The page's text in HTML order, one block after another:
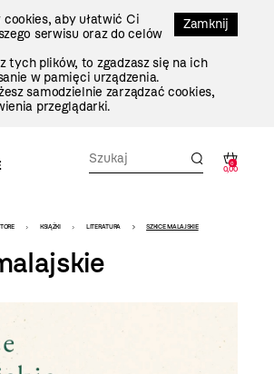
Zamknij
aby ułatwić Ci
serwisu oraz do celów
tych plików, to zgadzasz się na ich
w pamięci urządzenia.
samodzielnie zarządzać cookies,
przeglądarki.
0
0,00
KSIĄŻKI LITERATURA SZKICE MALAJSKIE